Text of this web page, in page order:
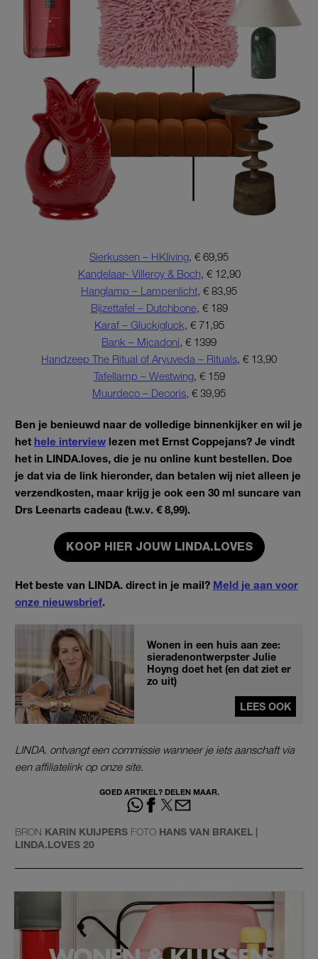
Sierkussen – HKliving, € 69,95
Kandelaar- Villeroy & Boch, € 12,90
Hanglamp – Lampenlicht, € 83,95
Bijzettafel – Dutchbone, € 189
Karaf – Gluckigluck, € 71,95
Bank – Micadoni, € 1399
Handzeep The Ritual of Aryuveda – Rituals, € 13,90
Tafellamp – Westwing, € 159
Muurdeco – Decoris, € 39,95
Ben je benieuwd naar de volledige binnenkijker en wil je
het hele interview lezen met Ernst Coppejans? Je vindt
het in LINDA.loves, die je nu online kunt bestellen. Doe
je dat via de link hieronder, dan betalen wij niet alleen je
verzendkosten, maar krijg je ook een 30 ml suncare van
Drs Leenarts cadeau (t.w.v. € 8,99).
KOOP HIER JOUW LINDA.LOVES
Het beste van LINDA. direct in je mail? Meld je aan voor
onze nieuwsbrief.
Wonen in een huis aan zee:
sieradenontwerpster Julie
Hoyng doet het (en dat ziet er
zo uit)
LEES OOK
LINDA. ontvangt een commissie wanneer je iets aanschaft via
een affiliatelink op onze site.
GOED ARTIKEL? DELEN MAAR.
BRON KARIN KUIJPERS FOTO HANS VAN BRAKEL |
LINDA.LOVES 20